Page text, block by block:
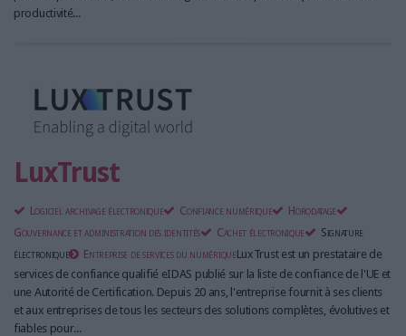
productivité...
LuxTrust
Logiciel archivage électronique Confiance numérique
Horodatage
Gouvernance et administration des identités
Cachet électronique
Signature
électronique
Entreprise de services du numériqueLuxTrust est un prestataire de
services de confiance qualifié eIDAS publié sur la liste de confiance de l'UE et
une Autorité de Certification. Depuis 20 ans, l'entreprise fournit à ses clients
et aux entreprises de tous les secteurs des solutions complètes, évolutives et
fiables pour...